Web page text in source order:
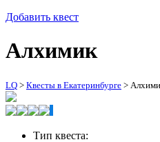
Добавить квест
Алхимик
LQ > Квесты в Екатеринбурге >
Тип квеста: